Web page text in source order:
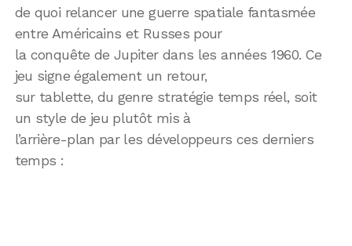
de quoi relancer une guerre spatiale fantasmée
entre Américains et Russes pour
la conquête de Jupiter dans les années 1960. Ce
jeu signe également un retour,
sur tablette, du genre stratégie temps réel, soit
un style de jeu plutôt mis à
l’arrière-plan par les développeurs ces derniers
temps :